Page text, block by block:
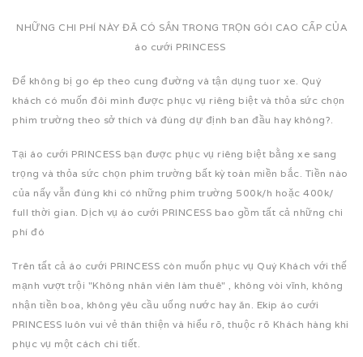
NHỮNG CHI PHÍ NÀY ĐÃ CÓ SẮN TRONG TRỌN GÓI CAO CẤP CỦA
áo cưới PRINCESS
Để không bị go ép theo cung đường và tận dụng tuor xe. Quý
khách có muốn đôi mình được phục vụ riêng biệt và thỏa sức chọn
phim trường theo sở thích và đúng dự định ban đầu hay không?.
Tại áo cưới PRINCESS bạn được phục vụ riêng biệt bằng xe sang
trọng và thỏa sức chọn phim trường bất kỳ toàn miền bắc. Tiền nào
của nấy vẫn đúng khi có những phim trường 500k/h hoặc 400k/
full thời gian. Dịch vụ áo cưới PRINCESS bao gồm tất cả những chi
phí đó
Trên tất cả áo cưới PRINCESS còn muốn phục vụ Quý Khách với thế
mạnh vượt trội "Không nhân viên làm thuê" , không vòi vĩnh, không
nhận tiền boa, không yêu cầu uống nước hay ăn. Ekip áo cưới
PRINCESS luôn vui vẻ thân thiện và hiểu rõ, thuộc rõ Khách hàng khi
phục vụ một cách chi tiết.